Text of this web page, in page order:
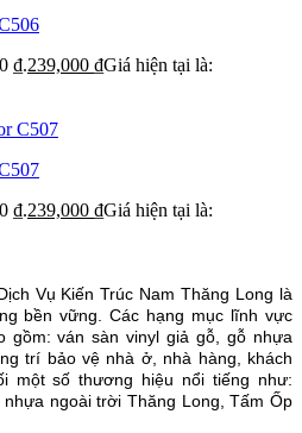
₫.239,000 ₫Giá hiện tại là:
₫.239,000 ₫Giá hiện tại là:
Vụ Kiến Trúc Nam Thăng Long là
bền vững. Các hạng mục lĩnh vực
gồm: ván sàn vinyl giả gỗ, gỗ nhựa
trí bảo vệ nhà ở, nhà hàng, khách
một số thương hiệu nổi tiếng như:
nhựa ngoài trời Thăng Long, Tấm Ốp